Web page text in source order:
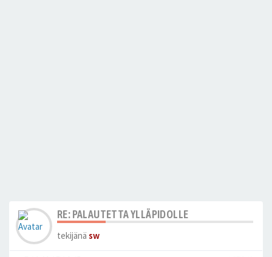
RE: PALAUTETTA YLLÄPIDOLLE
tekijänä sw